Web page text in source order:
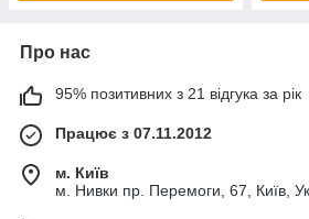
Про нас
95% позитивних з 21 відгука за рік
Працює з 07.11.2012
м. Київ
м. Нивки пр. Перемоги, 67, Київ,